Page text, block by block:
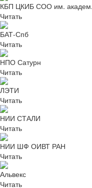
КБП ЦКИБ СОО им.
Читать
БАТ-Спб
Читать
НПО Сатурн
Читать
ЛЭТИ
Читать
НИИ СТАЛИ
Читать
НИИ ШФ ОИВТ РАН
Читать
Альвекс
Читать